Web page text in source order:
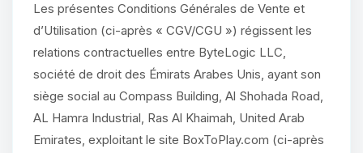
Les présentes Conditions Générales de Vente et
d’Utilisation (ci-après « CGV/CGU ») régissent les
relations contractuelles entre ByteLogic LLC,
société de droit des Émirats Arabes Unis, ayant son
siège social au Compass Building, Al Shohada Road,
AL Hamra Industrial, Ras Al Khaimah, United Arab
Emirates, exploitant le site BoxToPlay.com (ci-après